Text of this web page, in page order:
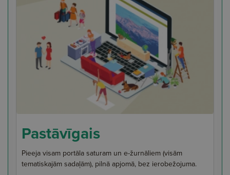
Pastāvīgais
Pieeja visam portāla saturam un e-žurnāliem (visām
tematiskajām sadaļām), pilnā apjomā, bez ierobežojuma.